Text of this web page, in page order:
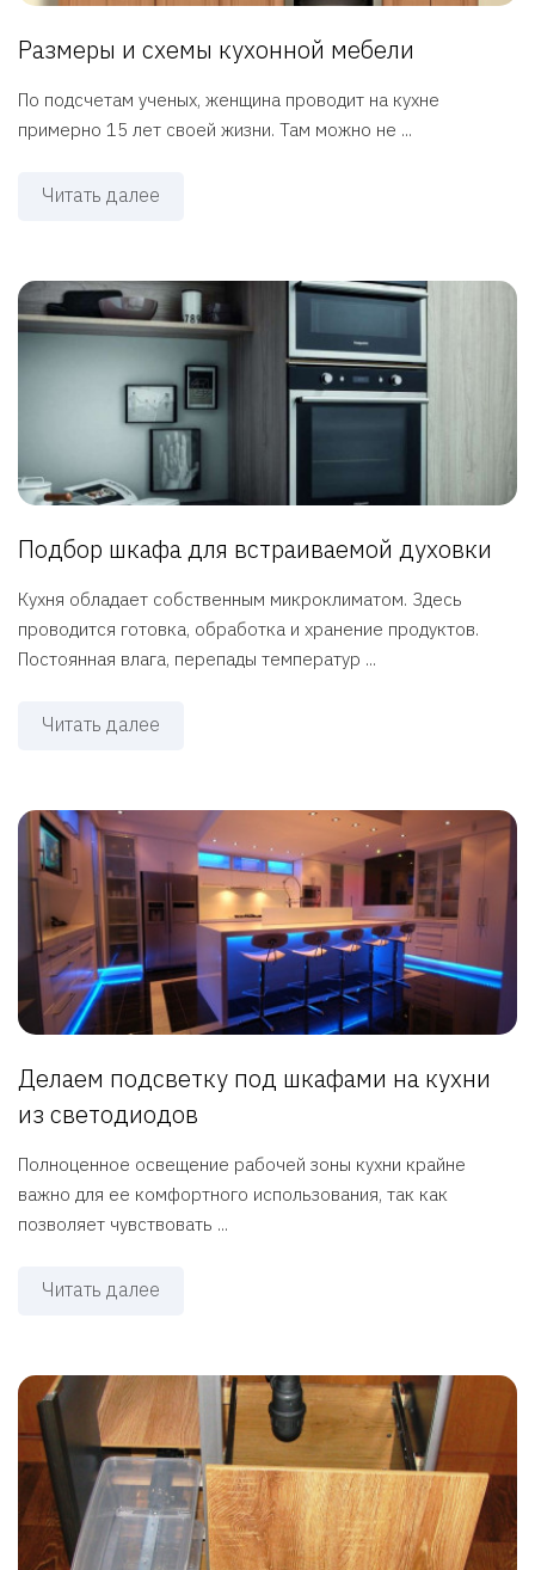
Размеры и схемы кухонной мебели
По подсчетам ученых, женщина проводит на кухне
примерно 15 лет своей жизни. Там можно не ...
Читать далее
Подбор шкафа для встраиваемой духовки
Кухня обладает собственным микроклиматом. Здесь
проводится готовка, обработка и хранение продуктов.
Постоянная влага, перепады температур ...
Читать далее
Делаем подсветку под шкафами на кухни
из светодиодов
Полноценное освещение рабочей зоны кухни крайне
важно для ее комфортного использования, так как
позволяет чувствовать ...
Читать далее